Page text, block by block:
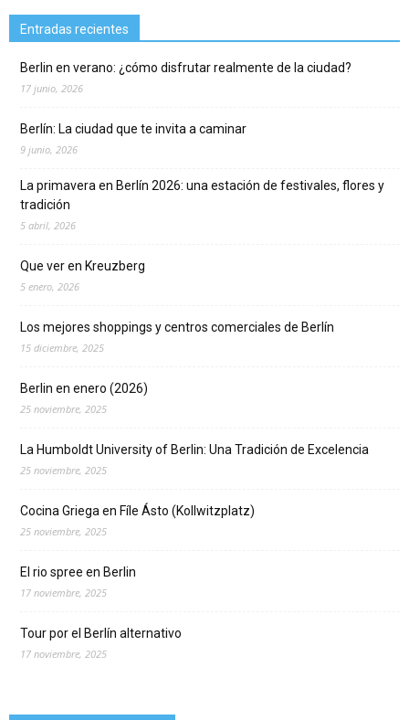
Entradas recientes
Berlin en verano: ¿cómo disfrutar realmente de la ciudad?
17 junio, 2026
Berlín: La ciudad que te invita a caminar
9 junio, 2026
La primavera en Berlín 2026: una estación de festivales, flores y
tradición
5 abril, 2026
Que ver en Kreuzberg
5 enero, 2026
Los mejores shoppings y centros comerciales de Berlín
15 diciembre, 2025
Berlin en enero (2026)
25 noviembre, 2025
La Humboldt University of Berlin: Una Tradición de Excelencia
25 noviembre, 2025
Cocina Griega en Fíle Ásto (Kollwitzplatz)
25 noviembre, 2025
El rio spree en Berlin
17 noviembre, 2025
Tour por el Berlín alternativo
17 noviembre, 2025